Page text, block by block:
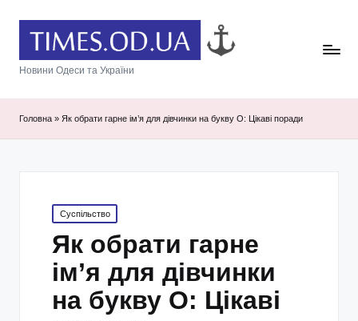
Новини Одеси та України
Головна » Як обрати гарне ім’я для дівчинки на букву О: Цікаві поради
Posted
in
Суспільство
Як обрати гарне
ім’я для дівчинки
на букву О: Цікаві